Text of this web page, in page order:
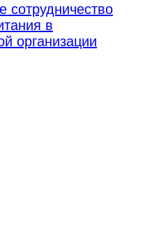
сотрудничество
в
организации